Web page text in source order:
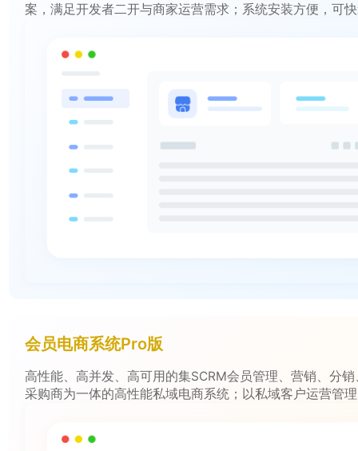
案，满足开发者二开与商家运营需求；系统安装方便，可
会员电商系统Pro版
高性能、高并发、高可用的集SCRM会员管理、营销、分
采购商为一体的高性能私域电商系统；以私域客户运营管